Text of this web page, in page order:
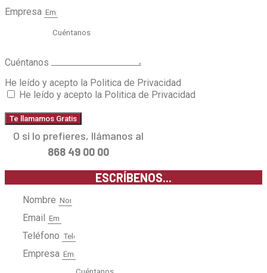
Empresa
Cuéntanos
He leído y acepto la Politica de Privacidad
He leído y acepto la Politica de Privacidad
Te llamamos Gratis
O si lo prefieres, llámanos al
868 49 00 00
ESCRÍBENOS...
Nombre
Email
Teléfono
Empresa